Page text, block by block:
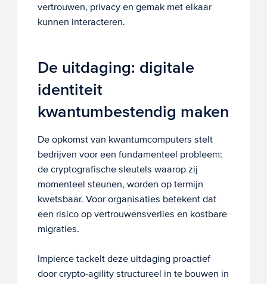
vertrouwen, privacy en gemak met elkaar
kunnen interacteren.
De uitdaging: digitale
identiteit
kwantumbestendig maken
De opkomst van kwantumcomputers stelt
bedrijven voor een fundamenteel probleem:
de cryptografische sleutels waarop zij
momenteel steunen, worden op termijn
kwetsbaar. Voor organisaties betekent dat
een risico op vertrouwensverlies en kostbare
migraties.
Impierce tackelt deze uitdaging proactief
door crypto-agility structureel in te bouwen in